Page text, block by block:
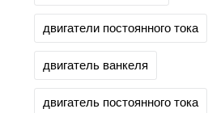
двигатели постоянного тока
двигатель ванкеля
двигатель постоянного тока